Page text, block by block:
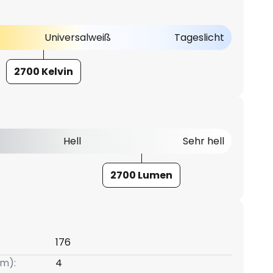
Universalweiß Tageslicht
2700 Kelvin
Hell Sehr hell
2700 Lumen
176
4